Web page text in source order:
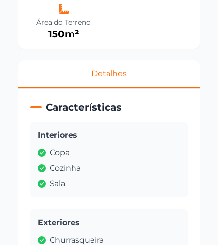
Área do Terreno
150m²
Detalhes
Características
Interiores
Copa
Cozinha
Sala
Exteriores
Churrasqueira